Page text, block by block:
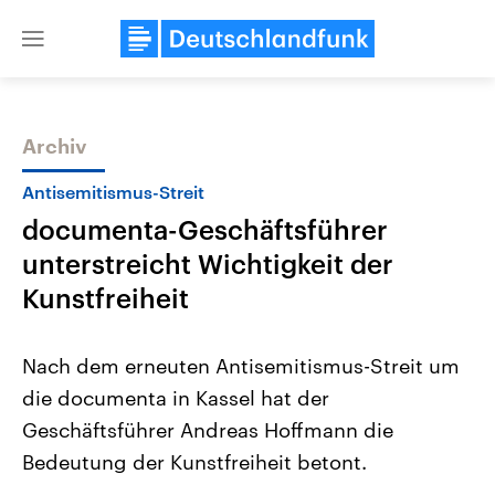
Close
Themen
2026
Alle Informationen
Sachsen-Anhalt wählt am 6.
September 2026 einen neuen
Landtag. Seit 2021 wird das
Aktuelle Beiträge,
Hintergründe
Wirtschaftlich und
gehören die Vereinigten
den mächtigsten Ländern
Archiv
Antisemitismus-Streit
documenta-Geschäftsführer
unterstreicht Wichtigkeit der
Kunstfreiheit
Nach dem erneuten Antisemitismus-Streit um
die documenta in Kassel hat der
Geschäftsführer Andreas Hoffmann die
Bedeutung der Kunstfreiheit betont.